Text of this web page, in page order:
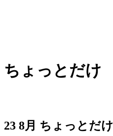
ちょっとだけ
23 8月 ちょっとだけ